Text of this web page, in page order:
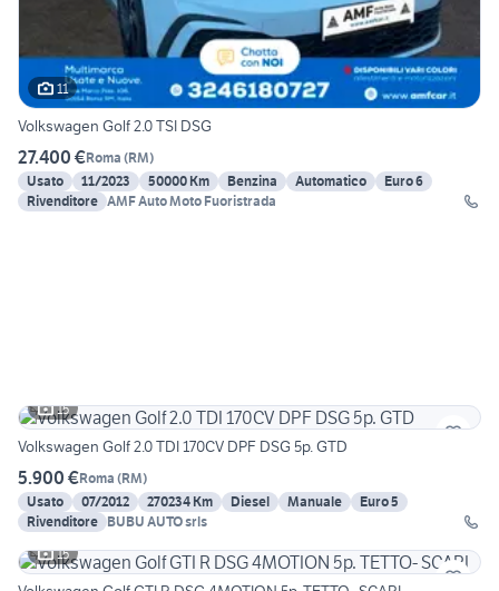
11
Volkswagen Golf 2.0 TSI DSG
27.400 €Roma (RM)
Usato
11/2023 50000 Km Benzina Automatico
Euro 6
Rivenditore AMF Auto Moto Fuoristrada
15
Volkswagen Golf 2.0 TDI 170CV DPF DSG 5p. GTD
5.900 €Roma (RM)
Usato
07/2012 270234 Km Diesel Manuale
Euro 5
Rivenditore BUBU AUTO srls
15